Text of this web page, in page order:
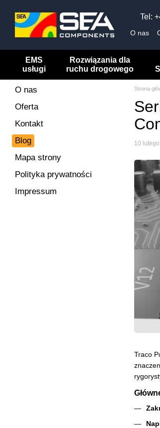
Tel:
O nas
EMS
usługi
Rozwiązania dla
ruchu drogowego
Strona
10
Traco
O nas
Oferta
Kontakt
Blog
Mapa strony
Polityka prywatności
Impressum